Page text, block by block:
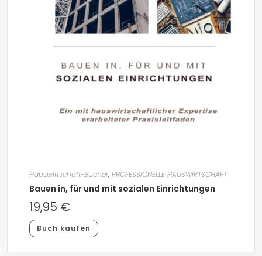
Hauswirtschaft-Bücher, PROFESSIONELLE HAUSWIRTSCHAFT
Bauen in, für und mit sozialen Einrichtungen
19,95 €
Buch kaufen